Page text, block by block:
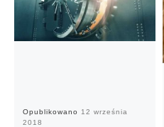
Opublikowano
12 września
2018